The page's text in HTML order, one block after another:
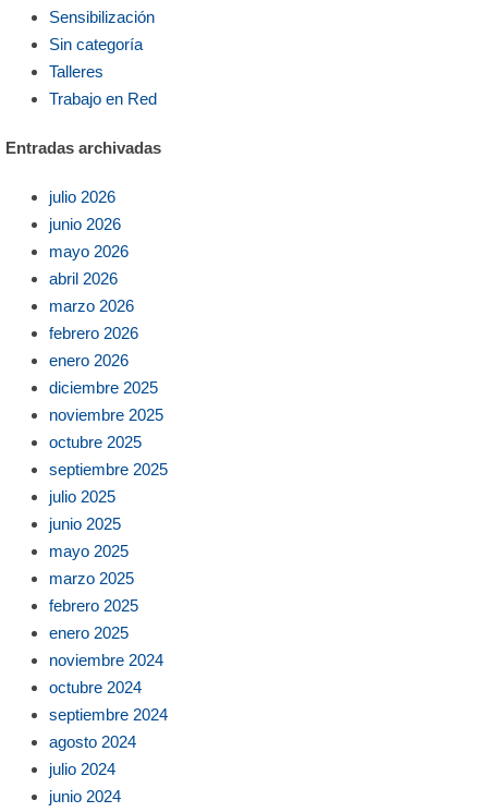
Sensibilización
Sin categoría
Talleres
Trabajo en Red
Entradas archivadas
julio 2026
junio 2026
mayo 2026
abril 2026
marzo 2026
febrero 2026
enero 2026
diciembre 2025
noviembre 2025
octubre 2025
septiembre 2025
julio 2025
junio 2025
mayo 2025
marzo 2025
febrero 2025
enero 2025
noviembre 2024
octubre 2024
septiembre 2024
agosto 2024
julio 2024
junio 2024